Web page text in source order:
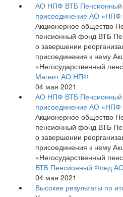
АО НПФ ВТБ Пенсионный
присоединение АО «НПФ
Акционерное общество
пенсионный фонд ВТБ
о завершении
присоединения к нему
«Негосударственный
Магнит АО НПФ
04 мая 2021
АО НПФ ВТБ Пенсионный
присоединение АО «НПФ
Акционерное общество
пенсионный фонд ВТБ
о завершении
присоединения к нему
«Негосударственный
ВТБ Пенсионный Фонд
04 мая 2021
Высокие результаты по